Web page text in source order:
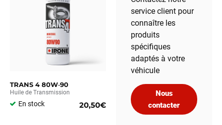
TRANS 4 80W‑90
Huile de Transmission
En stock 20,50€
service client pour
connaître les
produits
spécifiques
adaptés à votre
véhicule
Nous
contacter